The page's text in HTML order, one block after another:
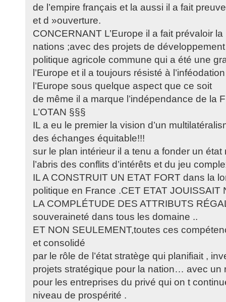
de l’empire français et la aussi il a fait
et d »ouverture.
CONCERNANT L’Europe il a fait prévaloir
nations ;avec des projets de
politique agricole commune qui a été une
l’Europe et il a toujours résisté à
l’Europe sous quelque aspect que ce soit
de même il a marque l’indépendance de la
L’OTAN §§§
IL a eu le premier la vision d’un
des échanges équitable!!!
sur le plan intérieur il a tenu a fonder un état
l’abris des conflits d’intérêts et du jeu
IL A CONSTRUIT UN ETAT FORT dans la
politique en France .CET ETAT JOUISSAIT
LA COMPLÉTUDE DES ATTRIBUTS
souveraineté dans tous les domaine ..
ET NON SEULEMENT,toutes ces
et consolidé
par le rôle de l’état stratège qui planifiait ,
projets stratégique pour la nation… avec un
pour les entreprises du privé qui on t
niveau de prospérité .